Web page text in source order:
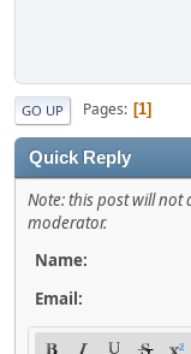
GO UP Pages 1
Quick Reply
Note: this post will not
moderator.
Name:
Email: